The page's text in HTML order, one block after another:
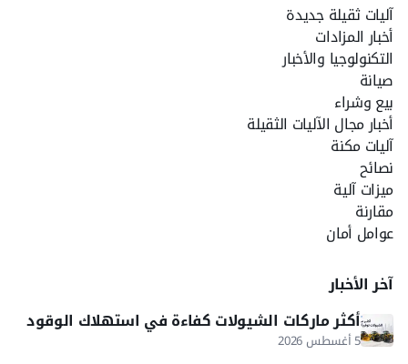
آليات ثقيلة جديدة
أخبار المزادات
التكنولوجيا والأخبار
صيانة
بيع وشراء
أخبار مجال الآليات الثقيلة
آليات مكنة
نصائح
ميزات آلية
مقارنة
عوامل أمان
آخر الأخبار
أكثر ماركات الشيولات كفاءة في استهلاك الوقود
5 أغسطس 2026